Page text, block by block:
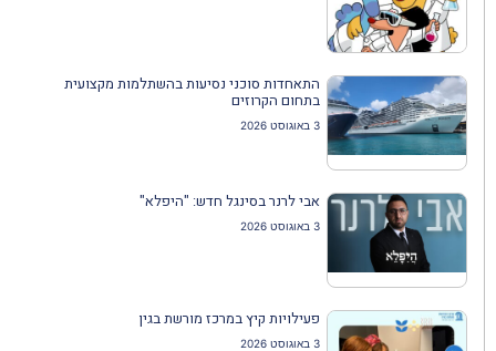
התאחדות סוכני נסיעות בהשתלמות מקצועית
בתחום הקרוזים
3 באוגוסט 2026
אבי לרנר בסינגל חדש: "היפלא"
3 באוגוסט 2026
פעילויות קיץ במרכז מורשת בגין
3 באוגוסט 2026